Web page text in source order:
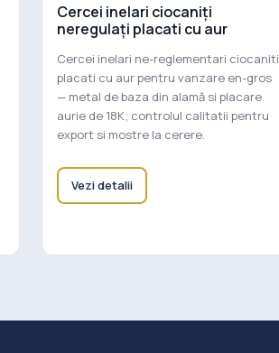
Cercei inelari ciocaniți
neregulați placati cu aur
Cercei inelari ne-reglementari ciocaniti
placati cu aur pentru vanzare en-gros
— metal de baza din alamă si placare
aurie de 18K; controlul calitatii pentru
export si mostre la cerere.
Vezi detalii